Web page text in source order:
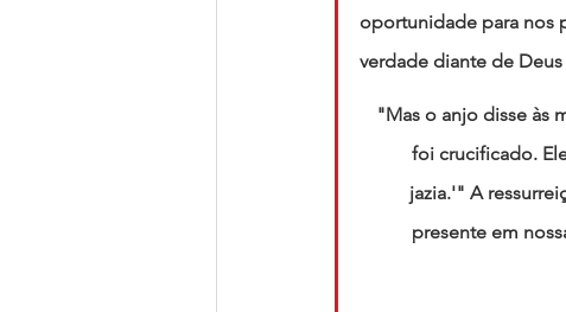
oportunidade para nos
verdade diante de
"Mas o anjo disse às
foi crucificado.
jazia.'" A
presente em